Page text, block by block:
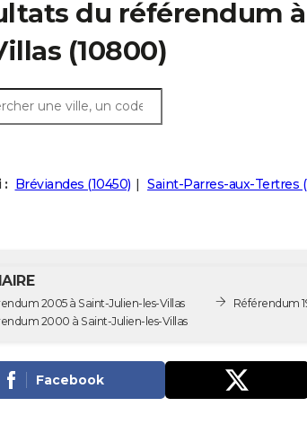
du référendum
(10800)
: Bréviandes (10450) Saint-Parres-aux-Tertres
2005 à Saint-Julien-les-Villas
2000 à Saint-Julien-les-Villas
Référendum
Facebook